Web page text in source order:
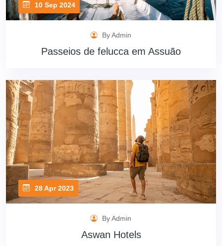
10 Sep 2024
By Admin
Passeios de felucca em Assuão
28 Apr 2023
By Admin
Aswan Hotels